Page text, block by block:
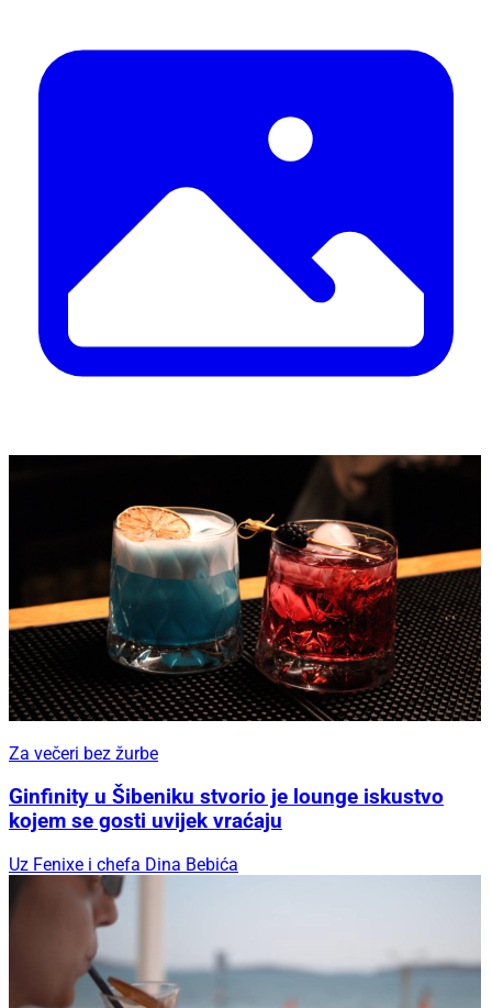
Za večeri bez žurbe
Ginfinity u Šibeniku stvorio je lounge iskustvo
kojem se gosti uvijek vraćaju
Uz Fenixe i chefa Dina Bebića